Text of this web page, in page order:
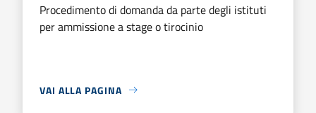
Procedimento di domanda da parte degli istituti
per ammissione a stage o tirocinio
VAI ALLA PAGINA